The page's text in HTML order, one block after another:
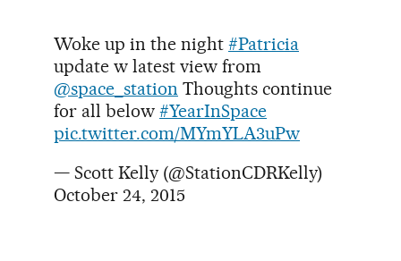
Woke up in the night #Patricia
update w latest view from
@space_station Thoughts continue
for all below #YearInSpace
pic.twitter.com/MYmYLA3uPw
— Scott Kelly (@StationCDRKelly)
October 24, 2015